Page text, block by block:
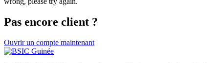
Pas encore client ?
Ouvrir un compte maintenant